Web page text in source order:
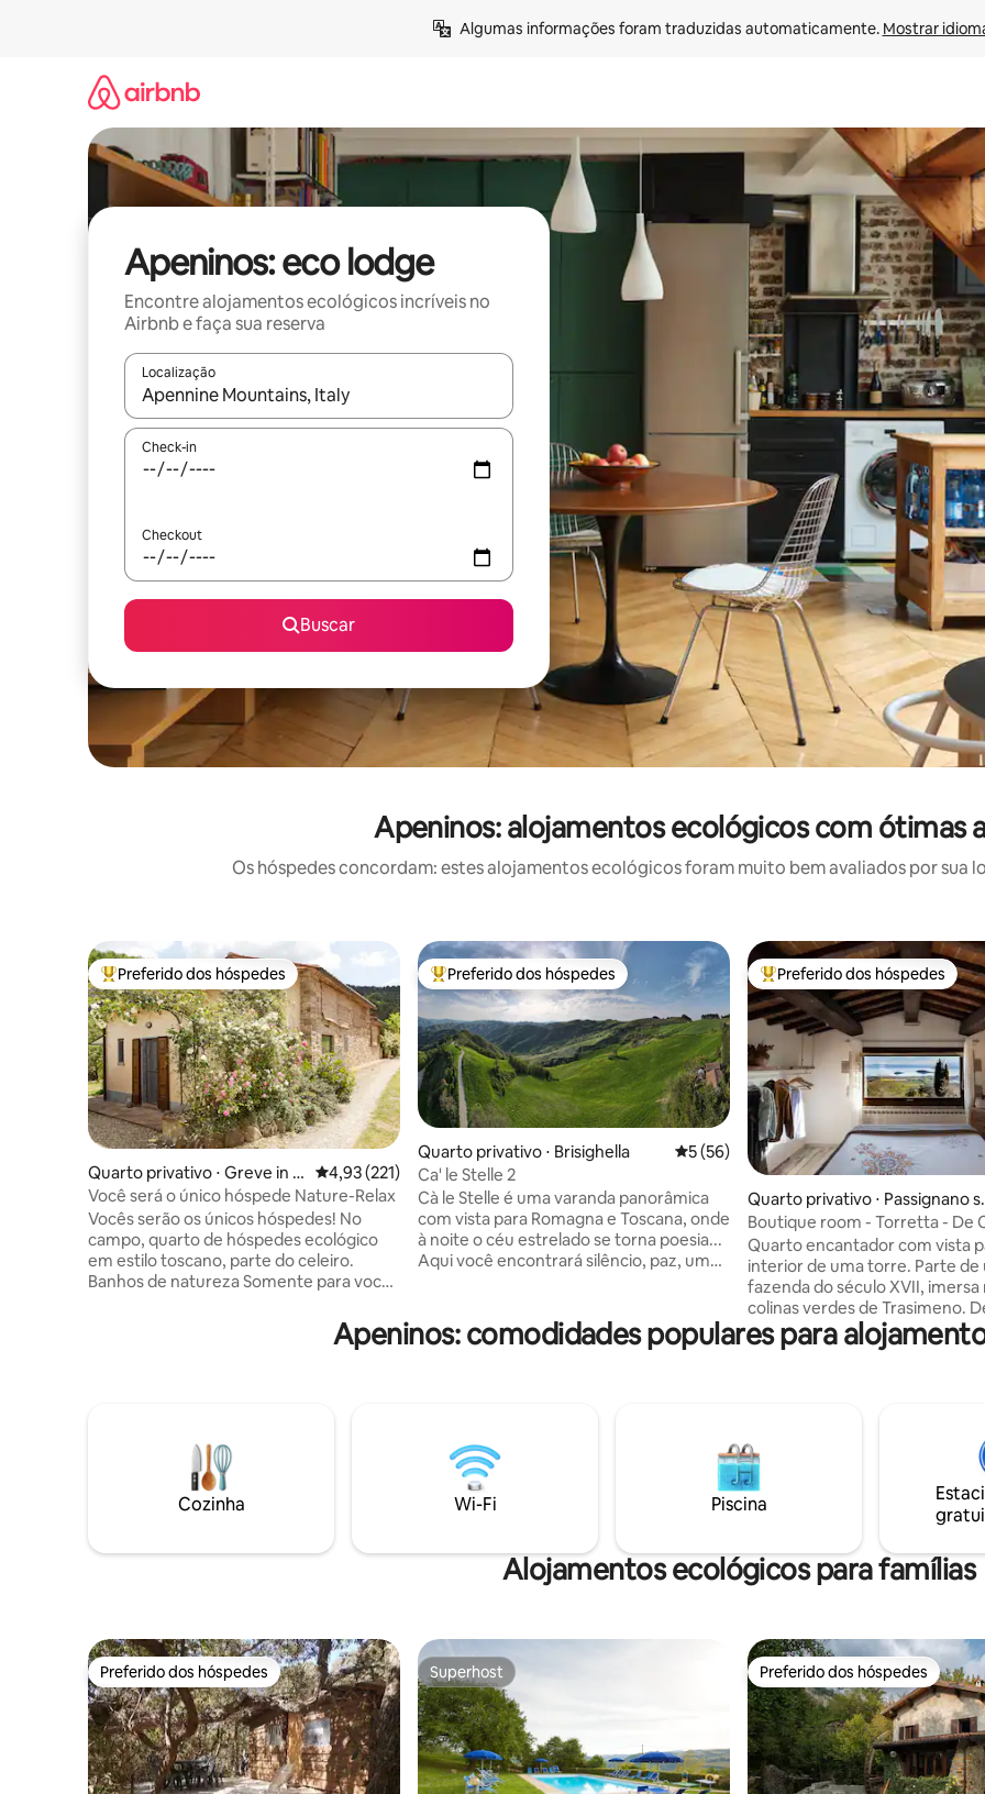
Algumas informações foram traduzidas automaticamente. Mostrar
Apeninos: eco lodge
Encontre alojamentos ecológicos incríveis no
Airbnb e faça sua reserva
Localização
Quando os resultados estiverem disponíveis, explore-os usando as seta para cima e para baixo do teclado ou tocando
Check-in
Checkout
Buscar
Apeninos: alojamentos ecológicos com ótimas
Os hóspedes concordam: estes alojamentos ecológicos foram muito bem avaliados por sua
Entre os melhores preferidos dos hóspedes
Preferido dos hóspedes
Quarto privativo ⋅ Greve in C
hianti
4,93 de uma avaliação média de 5, 221 avaliações
4,93 (221)
Você será o único hóspede Nature-Relax
Vocês serão os únicos hóspedes! No
campo, quarto de hóspedes ecológico
em estilo toscano, parte do celeiro.
Banhos de natureza Somente para você:
banheiro privativo com chuveiro, telas de
mosquitos nas janelas e porta, ventilador,
massagens,jantar, culinária/aulas de
italiano Impostos turísticos Eu falo inglês
fluentemente Café da manhã não
disponível de 4 a 12 de novembro
Entre os melhores preferidos dos hóspedes
Preferido dos hóspedes
Quarto privativo ⋅ Brisighella 5 de uma avaliação média de 5, 56
5 (56)
Ca' le Stelle 2
Cà le Stelle é uma varanda panorâmica
com vista para Romagna e Toscana, onde
à noite o céu estrelado se torna poesia...
Aqui você encontrará silêncio, paz, um
manhã com vista (incluído) e jantar
(opcional) com a família ao pôr do sol são
de transporte está disponível da estação
para a casa e de volta.
Entre os melhores preferidos
Preferido dos hóspedes
Quarto privativo ⋅ Passignano
Trasimeno
Boutique room - Torretta - De
Colle
Quarto encantador com vista
interior de uma torre. Parte de
fazenda do século XVII, imersa
colinas verdes de Trasimeno.
quartos da propriedade você
das vistas mais espetaculares
horizonte, oferecendo uma
única. A propriedade está
nossos olivais e vinhedos
oferecem excelências do
você pode degustar no local
Apeninos: comodidades populares para
Cozinha Wi-Fi Piscina
Alojamentos ecológicos para famílias
Preferido dos hóspedes
Preferido dos hóspedes Superhost
Superhost Preferido dos hóspedes
Preferido dos hóspedes